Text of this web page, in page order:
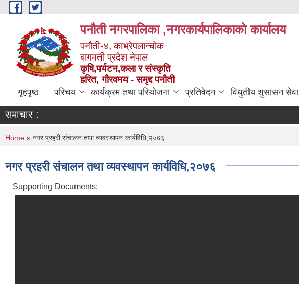
Skip to main content
पनौती नगरपालिका ,नगरकार्यपालिकाको कार्यालय
पनौती-४, काभ्रेपलान्चोक
बागमती प्रदेश नेपाल
कृषि,पर्यटन,कला र संस्कृति
हरित, गौरवमय - समृद्द पनौती
गृहपृष्ठ परिचय कार्यक्रम तथा परियोजना प्रतिवेदन विधुतीय शुसासन सेवा
समाचार :
You are here
Home » नगर प्रहरी संचालन तथा व्यवस्थापन कार्यविधि,२०७६
नगर प्रहरी संचालन तथा व्यवस्थापन कार्यविधि,२०७६
Supporting Documents: